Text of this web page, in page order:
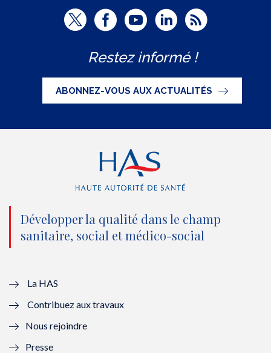
T
i
t
t
e
n
o
u
l
l
F
c
e
b
o
o
k
(
n
o
e
Y
u
t
u
b
e
(
n
o
u
L
n
k
e
d
(
n
o
R
Restez informé !
ABONNEZ-VOUS AUX ACTUALITÉS
Développer la qualité dans le champ
sanitaire, social et médico-social
La HAS
Contribuez aux travaux
Nous rejoindre
Presse